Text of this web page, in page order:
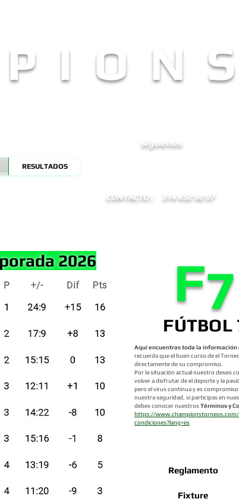
I O N S
síguenos
RESULTADOS
CONTACTO : 314 452 90 97
2026 F
FÚTBOL
7
Aquí encuentras toda la información
recuerda que el buen curso de el
directamente de su compromiso.
Por la situación actual nuestro deseo
volver a disfrutar de el deporte y la
pero el virus continua y es
nuestra seguridad, si participas en
debes conocer nuestrosTérminos y
https://
condiciones?lang=es
Reglamento
Fixture